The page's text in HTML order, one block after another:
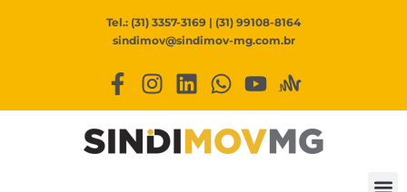
Tel.: (31) 3357-3169 | (31) 99108-8164
sindimov@sindimov-mg.com.br